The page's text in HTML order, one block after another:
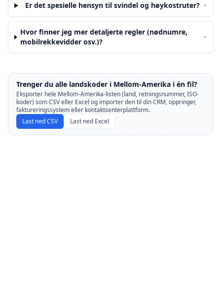
Er det spesielle hensyn til svindel og høykostruter? +
Hvor finner jeg mer detaljerte regler (nødnumre,
mobilrekkevidder osv.)?
+
Trenger du alle landskoder i Mellom-Amerika i én fil?
Eksporter hele Mellom-Amerika-listen (land, retningsnummer, ISO-
koder) som CSV eller Excel og importer den til din CRM, oppringer,
faktureringssystem eller kontaktsenterplattform.
Last ned CSV
Last ned Excel